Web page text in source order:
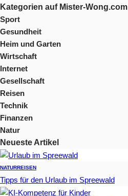
Kategorien auf Mister-Wong.com
Sport
Gesundheit
Heim und Garten
Wirtschaft
Internet
Gesellschaft
Reisen
Technik
Finanzen
Natur
Neueste Artikel
NATURREISEN
Tipps für den Urlaub im Spreewald